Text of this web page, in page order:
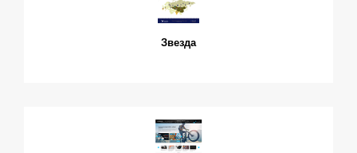
Звезда